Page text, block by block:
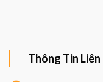
Thông Tin Liên